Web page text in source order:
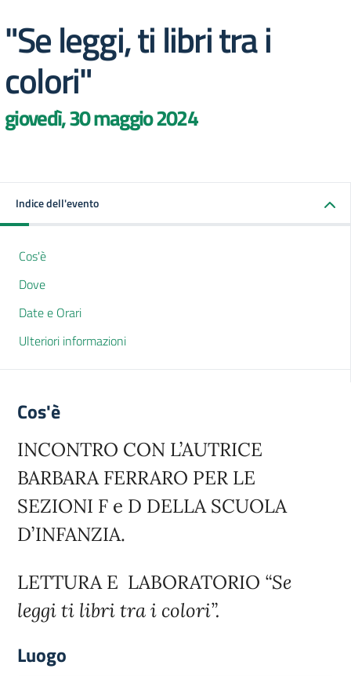
"Se leggi, ti libri tra i
colori"
giovedì, 30 maggio 2024
Indice dell'evento
Cos'è
Dove
Date e Orari
Ulteriori informazioni
Cos'è
INCONTRO CON L’AUTRICE
BARBARA FERRARO PER LE
SEZIONI F e D DELLA SCUOLA
D’INFANZIA.
LETTURA E LABORATORIO “Se
leggi ti libri tra i colori”.
Luogo